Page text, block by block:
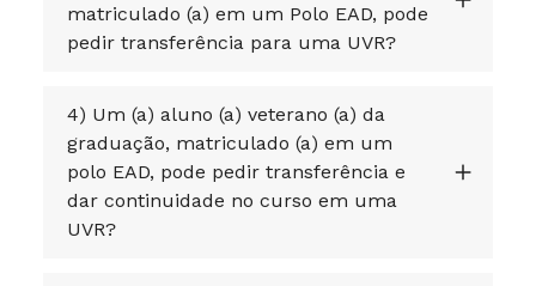
matriculado (a) em um Polo EAD, pode
pedir transferência para uma UVR?
4) Um (a) aluno (a) veterano (a) da
graduação, matriculado (a) em um
polo EAD, pode pedir transferência e
dar continuidade no curso em uma
UVR?